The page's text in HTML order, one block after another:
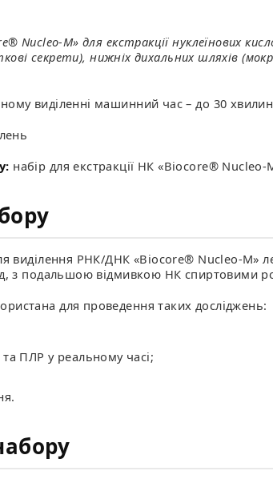
Nucleo-M» для екстракції нуклеїнових
секрети), нижніх дихальних шляхів
виділенні машинний час – до 30
набір для екстракції НК «Biocore® Nucleo-
виділення РНК/ДНК «Biocore® Nucleo-M»
з подальшою відмивкою НК спиртовими
для проведення таких досліджень:
ПЛР у реальному часі;